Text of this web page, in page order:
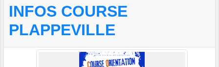
INFOS COURSE
PLAPPEVILLE